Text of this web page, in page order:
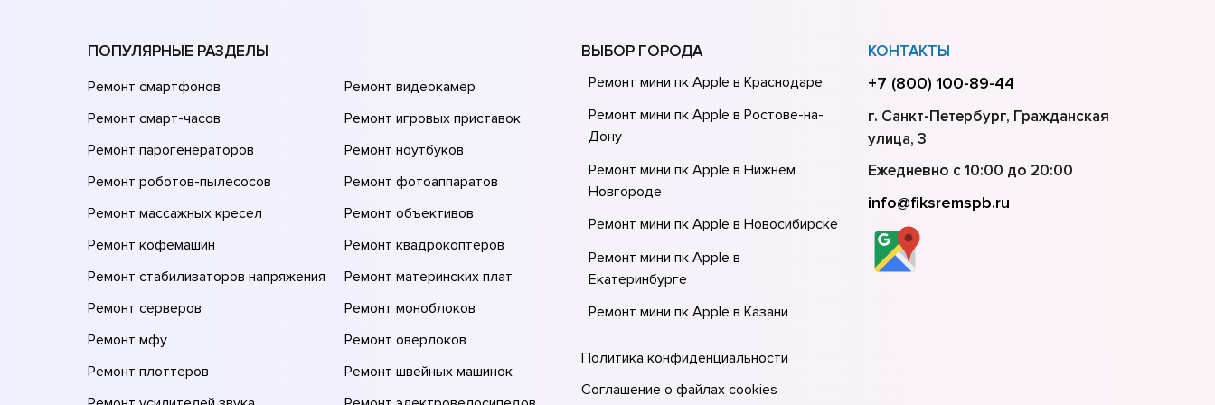
ПОПУЛЯРНЫЕ РАЗДЕЛЫ
Ремонт смартфонов
Ремонт смарт-часов
Ремонт парогенераторов
Ремонт роботов-пылесосов
Ремонт массажных кресел
Ремонт кофемашин
Ремонт стабилизаторов напряжения
Ремонт серверов
Ремонт мфу
Ремонт плоттеров
Ремонт видеокамер
Ремонт игровых приставок
Ремонт ноутбуков
Ремонт фотоаппаратов
Ремонт объективов
Ремонт квадрокоптеров
Ремонт материнских плат
Ремонт моноблоков
Ремонт оверлоков
Ремонт швейных машинок
ВЫБОР ГОРОДА
Ремонт мини пк Apple в Краснодаре
Ремонт мини пк Apple в Ростове-на-
Донy
Ремонт мини пк Apple в Нижнем
Новгороде
Ремонт мини пк Apple в Новосибирске
Ремонт мини пк Apple в
Екатеринбурге
Ремонт мини пк Apple в Казани
Политика конфиденциальности
Соглашение о файлах cookies
КОНТАКТЫ
+7 (800) 100-89-44
г. Санкт-Петербург, Гражданская
улица, 3
Ежедневно с 10:00 до 20:00
info@fiksremspb.ru